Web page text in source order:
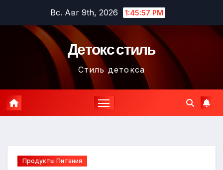
содержимому
Вс. Авг 9th, 2026 1:45:58 PM
Детокс стиль
Стиль детокса
Продукты Питания